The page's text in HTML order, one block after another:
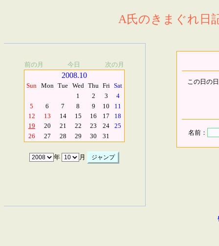
A氏のきまぐれ日
前の月 今日 次の月
2008.10
Sun Mon Tue Wed Thu Fri Sat
1
2 3
4
5
6 7 8 9 10
11
12
13 14 15 16 17
18
19
20 21 22 23 24
25
26
27 28 29 30 31
年 月
この日の
名前：